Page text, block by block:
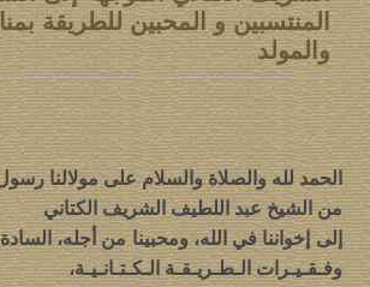
المنتسبين و المحبين للطريقة
والمولد
الحمد لله والصلاة والسلام على مولالنا
من الشيخ عبد اللطيف الشريف الكتاني
إلى إخواننا في الله، ومحبينا من أجله،
وفـقـيـرات الـطـريـقـة الـكـتـانـيـة،